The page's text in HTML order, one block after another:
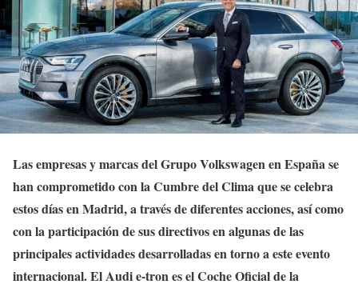
Las empresas y marcas del Grupo Volkswagen en España se
han comprometido con la Cumbre del Clima que se celebra
estos días en Madrid, a través de diferentes acciones, así como
con la participación de sus directivos en algunas de las
principales actividades desarrolladas en torno a este evento
internacional. El Audi e-tron es el Coche Oficial de la